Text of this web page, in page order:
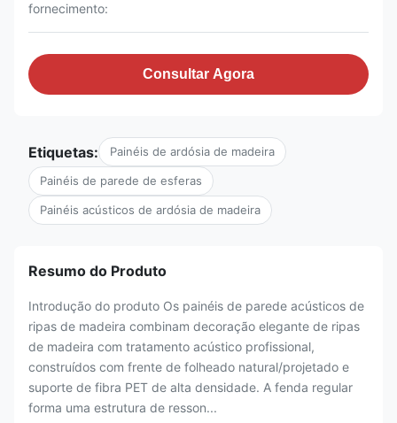
fornecimento:
Consultar Agora
Etiquetas: Painéis de ardósia de madeira
Painéis de parede de esferas
Painéis acústicos de ardósia de madeira
Resumo do Produto
Introdução do produto Os painéis de parede acústicos de
ripas de madeira combinam decoração elegante de ripas
de madeira com tratamento acústico profissional,
construídos com frente de folheado natural/projetado e
suporte de fibra PET de alta densidade. A fenda regular
forma uma estrutura de resson...